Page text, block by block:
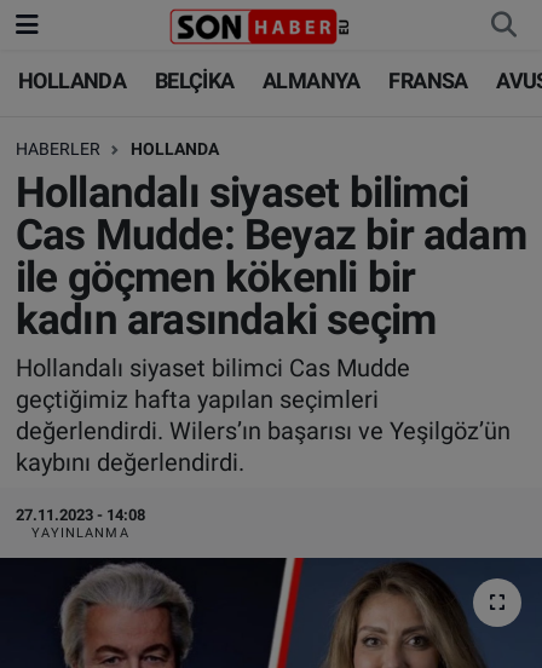
HOLLANDA BELÇİKA ALMANYA FRANSA
HABERLER HOLLANDA
Hollandalı siyaset bilimci
Cas Mudde: Beyaz bir adam
ile göçmen kökenli bir
kadın arasındaki seçim
Hollandalı siyaset bilimci Cas Mudde
geçtiğimiz hafta yapılan seçimleri
değerlendirdi. Wilers’ın başarısı ve Yeşilgöz’ün
kaybını değerlendirdi.
27.11.2023 - 14:08
YAYINLANMA
HOLLANDA
BELÇİKA
ALMANYA
FRANSA
AVUSTURYA
SAĞLIK - YAŞAM
BİLİM-TEKNOLOJİ
HOLLANDA
BELÇİKA
ALMANYA
TÜRKİYE
DÜNYA
BİLİM-TEKNOLOJİ
SAĞLIK
FOTO GALERİ
VIDEO GALERİ
ALGEMENE VOORWAARDEN
Nöbetçi Eczaneler
Hava Durumu
Trafik Durumu
Süper Lig Puan Durumu ve Fikstür
Tüm Manşetler
Son Dakika Haberleri
Haber Arşivi